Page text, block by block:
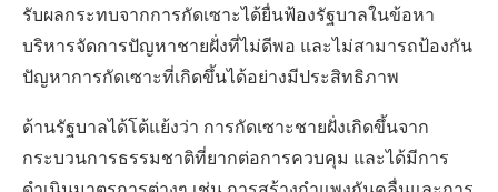
รับผลกระทบจากการกัดเซาะได้ยื่นฟ้องรัฐบาลในข้อหา
บริหารจัดการปัญหาชายฝั่งที่ไม่ดีพอ และไม่สามารถป้องกัน
ปัญหาการกัดเซาะที่เกิดขึ้นได้อย่างมีประสิทธิภาพ
ด้านรัฐบาลได้โต้แย้งว่า การกัดเซาะชายฝั่งเกิดขึ้นจาก
กระบวนการธรรมชาติที่ยากต่อการควบคุม และได้มีการ